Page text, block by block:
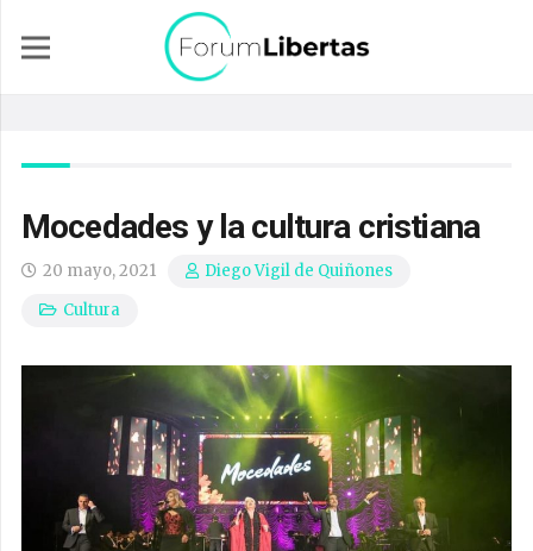
Mocedades y la cultura cristiana
20 mayo, 2021
Diego Vigil de Quiñones
Cultura